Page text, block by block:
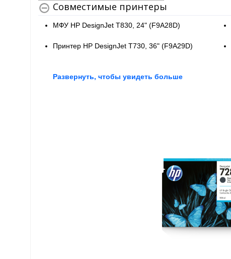
Совместимые принтеры
МФУ HP DesignJet T830, 24" (F9A28D)
Принтер HP DesignJet T730, 36" (F9A29D)
Развернуть, чтобы увидеть больше